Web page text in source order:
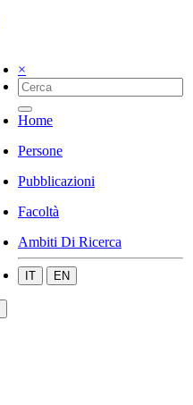
×
Home
Persone
Pubblicazioni
Facoltà
Ambiti Di Ricerca
IT EN